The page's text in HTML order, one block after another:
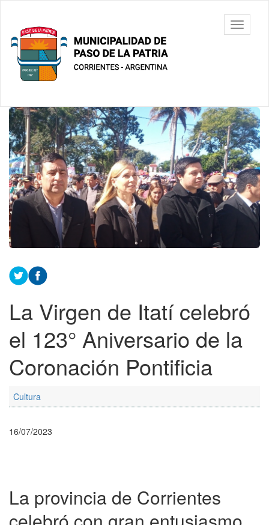
contenido
principal
Municipalidad
de Paso De
La Patria
barra
Contenido
principal
La Virgen de Itatí celebró
el 123° Aniversario de la
Coronación Pontificia
Cultura
16/07/2023
La provincia de Corrientes